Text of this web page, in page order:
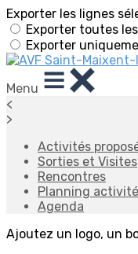
Exporter les lignes
Exporter toutes
Exporter
Menu
<
>
Activités
Sorties et Visites
Rencontres
Planning
Agenda
Ajoutez un logo, un